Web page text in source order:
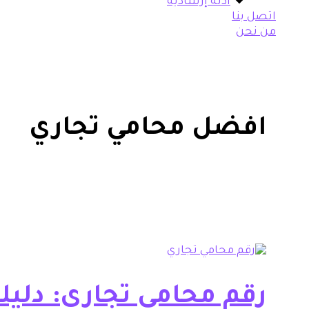
اتصل بنا
من نحن
افضل محامي تجاري
رقم محامي تجاري: